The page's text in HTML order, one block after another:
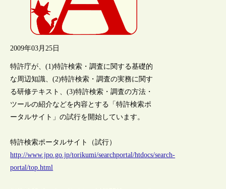
2009年03月25日
特許庁が、(1)特許検索・調査に関する基礎的
な周辺知識、(2)特許検索・調査の実務に関す
る研修テキスト、(3)特許検索・調査の方法・
ツールの紹介などを内容とする「特許検索ポ
ータルサイト」の試行を開始しています。
特許検索ポータルサイト（試行）
http://www.jpo.go.jp/torikumi/searchportal/htdocs/search-
portal/top.html